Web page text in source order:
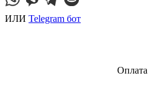
ИЛИ Telegram бот
Оплата